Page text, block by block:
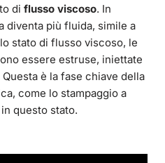
di flusso viscoso. In
diventa più fluida, simile a
stato di flusso viscoso, le
essere estruse, iniettate
è la fase chiave della
come lo stampaggio a
questo stato.